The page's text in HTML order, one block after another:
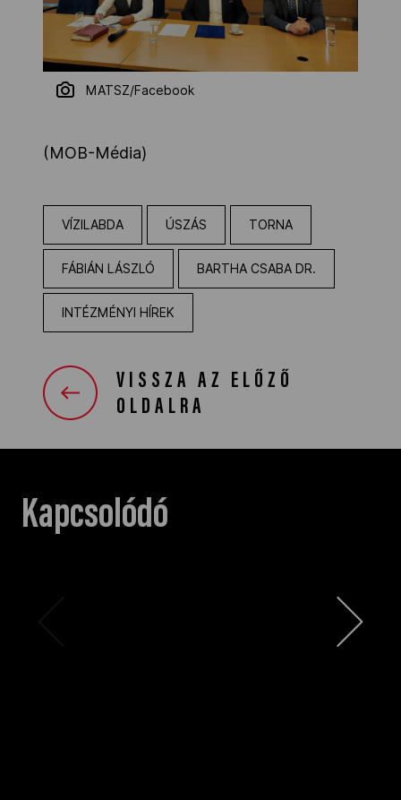
MATSZ/Facebook
(MOB-Média)
VÍZILABDA ÚSZÁS TORNA
FÁBIÁN LÁSZLÓ BARTHA CSABA DR.
INTÉZMÉNYI HÍREK
VISSZA AZ ELŐZŐ
OLDALRA
Kapcsolódó